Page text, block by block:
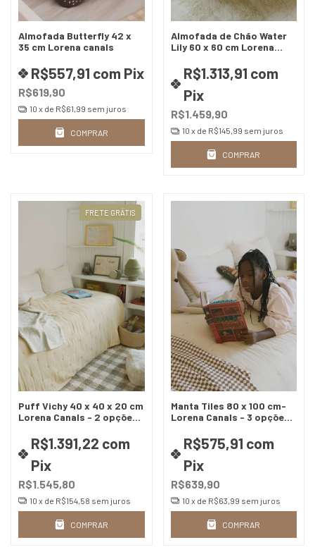
Almofada Butterfly 42 x
35 cm Lorena canals
R$619,90
R$557,91 com Pix
10 x de R$61,99 sem juros
COMPRAR
Almofada de Chão Water
Lily 60 x 60 cm Lorena
R$1.459,90
R$1.313,91 com
Pix
10 x de R$145,99 sem juros
COMPRAR
FRETE GRÁTIS
Puff Vichy 40 x 40 x 20 cm
Lorena Canals - 2 opções
R$1.545,80
R$1.391,22 com
Pix
10 x de R$154,58 sem juros
COMPRAR
Manta Tiles 80 x 100 cm-
Lorena Canals - 3 opções
R$639,90
R$575,91 com
Pix
10 x de R$63,99 sem juros
COMPRAR